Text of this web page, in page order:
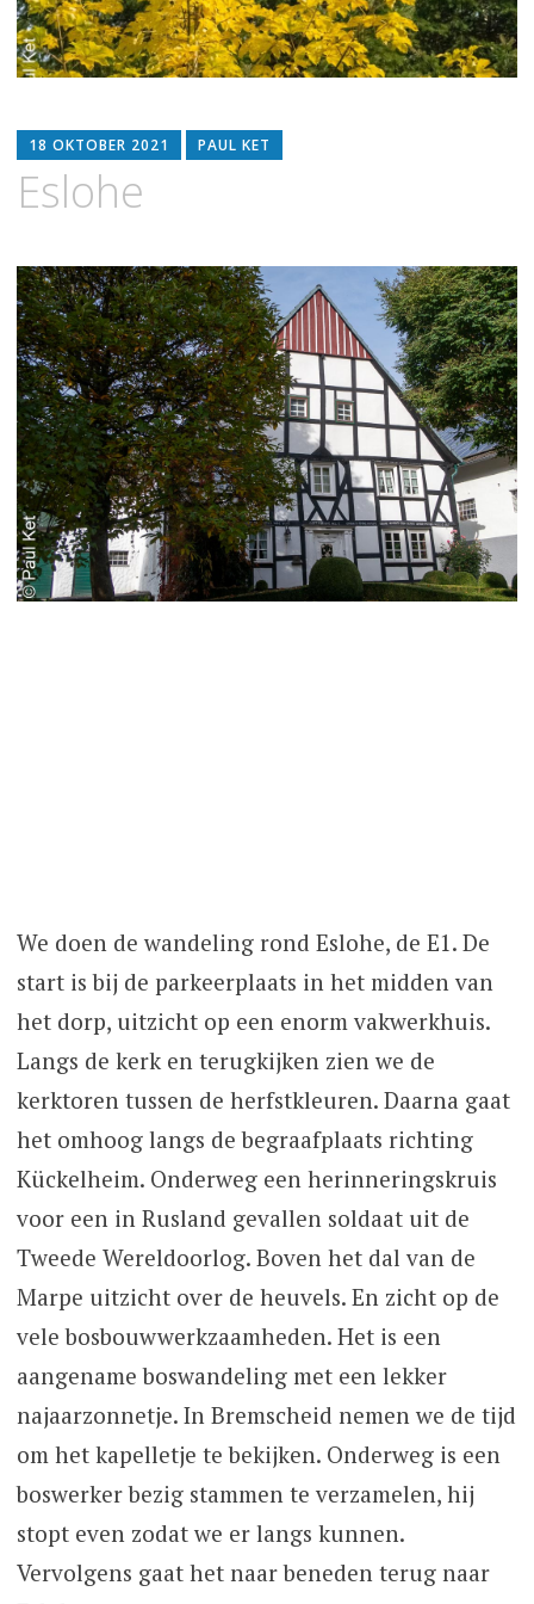
18 OKTOBER 2021 PAUL KET
Eslohe
We doen de wandeling rond Eslohe, de E1. De
start is bij de parkeerplaats in het midden van
het dorp, uitzicht op een enorm vakwerkhuis.
Langs de kerk en terugkijken zien we de
kerktoren tussen de herfstkleuren. Daarna gaat
het omhoog langs de begraafplaats richting
Kückelheim. Onderweg een herinneringskruis
voor een in Rusland gevallen soldaat uit de
Tweede Wereldoorlog. Boven het dal van de
Marpe uitzicht over de heuvels. En zicht op de
vele bosbouwwerkzaamheden. Het is een
aangename boswandeling met een lekker
najaarzonnetje. In Bremscheid nemen we de tijd
om het kapelletje te bekijken. Onderweg is een
boswerker bezig stammen te verzamelen, hij
stopt even zodat we er langs kunnen.
Vervolgens gaat het naar beneden terug naar